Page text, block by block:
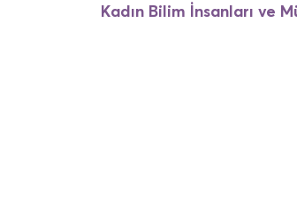
Kadın Bilim İnsanları ve